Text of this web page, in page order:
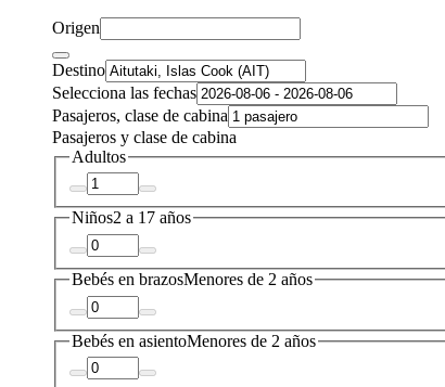
Origen
Destino
Selecciona las fechas
Pasajeros, clase de cabina
Pasajeros y clase de cabina
Adultos
Niños2 a 17 años
Bebés en brazosMenores de 2 años
Bebés en asientoMenores de 2 años